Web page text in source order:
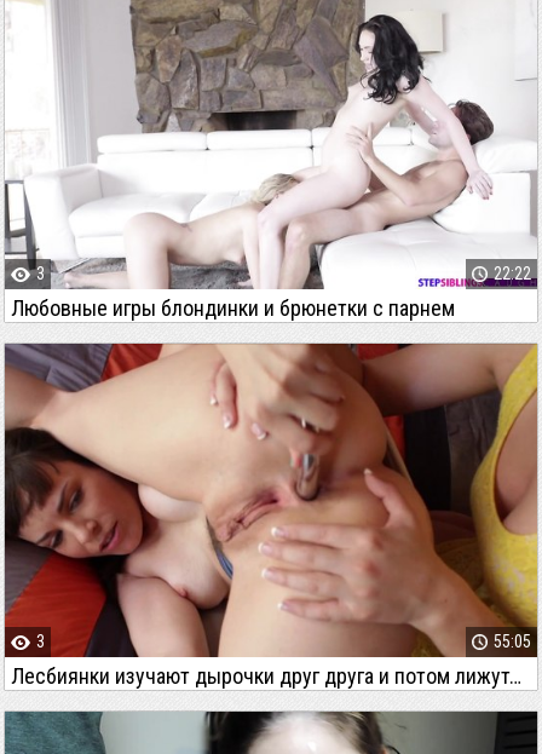
Любовные игры блондинки и брюнетки с парнем
22:22
3
Лесбиянки изучают дырочки друг друга и потом лижутся
55:05
3